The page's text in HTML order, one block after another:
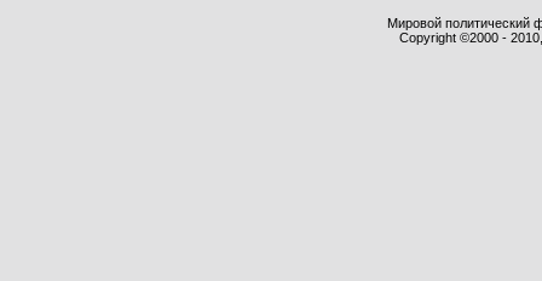
Мировой политический
Copyright ©2000 -